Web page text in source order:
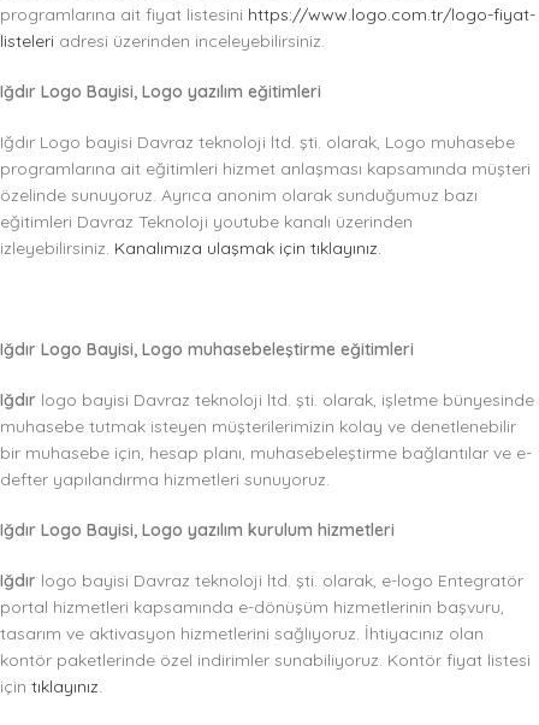
programlarına ait fiyat listesini https://www.logo.com.tr/logo-fiyat-
listeleri adresi üzerinden inceleyebilirsiniz.
Iğdır Logo Bayisi, Logo yazılım eğitimleri
Iğdır Logo bayisi Davraz teknoloji ltd. şti. olarak, Logo muhasebe
programlarına ait eğitimleri hizmet anlaşması kapsamında müşteri
özelinde sunuyoruz. Ayrıca anonim olarak sunduğumuz bazı
eğitimleri Davraz Teknoloji youtube kanalı üzerinden
izleyebilirsiniz. Kanalımıza ulaşmak için tıklayınız.
Iğdır Logo Bayisi, Logo muhasebeleştirme eğitimleri
Iğdır logo bayisi Davraz teknoloji ltd. şti. olarak, işletme bünyesinde
muhasebe tutmak isteyen müşterilerimizin kolay ve denetlenebilir
bir muhasebe için, hesap planı, muhasebeleştirme bağlantılar ve e-
defter yapılandırma hizmetleri sunuyoruz.
Iğdır Logo Bayisi, Logo yazılım kurulum hizmetleri
Iğdır logo bayisi Davraz teknoloji ltd. şti. olarak, e-logo Entegratör
portal hizmetleri kapsamında e-dönüşüm hizmetlerinin başvuru,
tasarım ve aktivasyon hizmetlerini sağlıyoruz. İhtiyacınız olan
kontör paketlerinde özel indirimler sunabiliyoruz. Kontör fiyat listesi
için tıklayınız.